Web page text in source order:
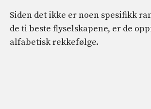
Siden det ikke er noen spesifikk
de ti beste flyselskapene, er de
alfabetisk rekkefølge.